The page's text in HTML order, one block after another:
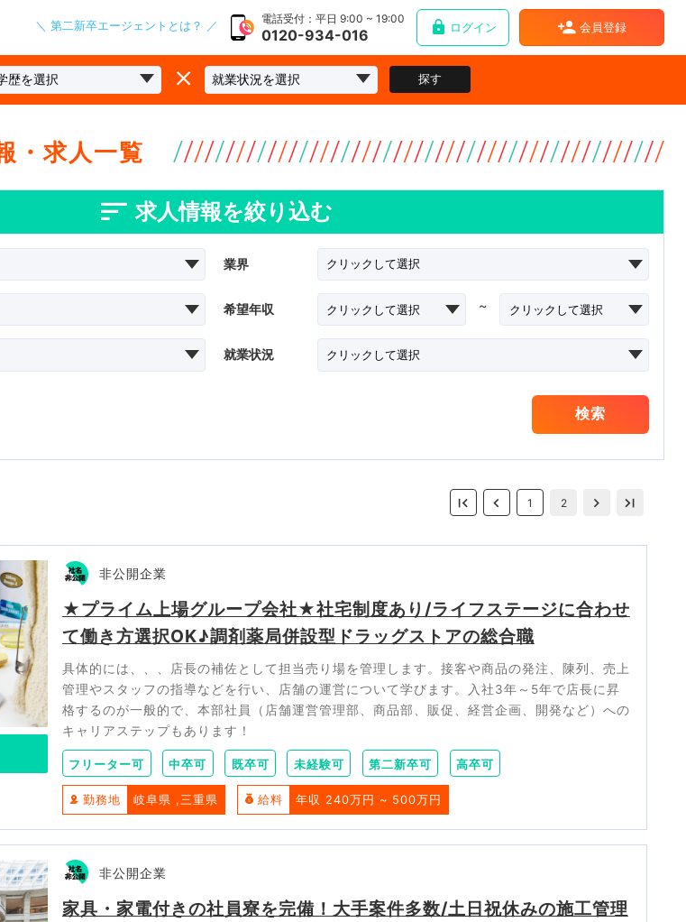
＼ 第二新卒エージェントとは？ ／ 電話受付：平日 9:00 ~ 19:00
0120-934-016 ログイン 会員登録
探す
・求人一覧
求人情報を絞り込む
業界
希望年収 ~
就業状況
検索
1 2
非公開企業
★プライム上場グループ会社★社宅制度あり/ライフステージに合わせ
て働き方選択OK♪調剤薬局併設型ドラッグストアの総合職
具体的には、、、店長の補佐として担当売り場を管理します。接客や商品の発注、陳列、売上
管理やスタッフの指導などを行い、店舗の運営について学びます。入社3年～5年で店長に昇
格するのが一般的で、本部社員（店舗運営管理部、商品部、販促、経営企画、開発など）への
キャリアステップもあります！
フリーター可 中卒可 既卒可 未経験可 第二新卒可 高卒可
勤務地 岐阜県 三重県 給料 年収 240万円 ~ 500万円
非公開企業
家具・家電付きの社員寮を完備！大手案件多数/土日祝休みの施工管理